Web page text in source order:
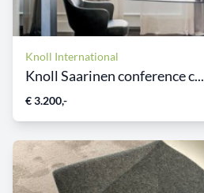
Knoll International
Knoll Saarinen conference c...
€ 3.200,-